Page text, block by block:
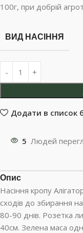
100г, при добрій
ВИД НАСІННЯ
Додати в список
5 Людей
Опис
Насіння кропу
сходів до збирання
80-90 днів. Розетка
40см. Зелена маса